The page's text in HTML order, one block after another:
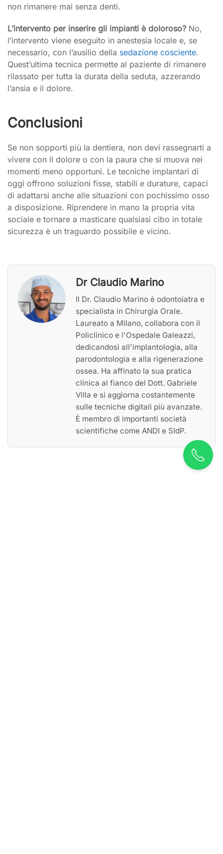
non rimanere mai senza denti.
L’intervento per inserire gli impianti è doloroso? No,
l’intervento viene eseguito in anestesia locale e, se
necessario, con l’ausilio della sedazione cosciente.
Quest’ultima tecnica permette al paziente di rimanere
rilassato per tutta la durata della seduta, azzerando
l’ansia e il dolore.
Conclusioni
Se non sopporti più la dentiera, non devi rassegnarti a
vivere con il dolore o con la paura che si muova nei
momenti meno opportuni. Le tecniche implantari di
oggi offrono soluzioni fisse, stabili e durature, capaci
di adattarsi anche alle situazioni con pochissimo osso
a disposizione. Riprendere in mano la propria vita
sociale e tornare a masticare qualsiasi cibo in totale
sicurezza è un traguardo possibile e vicino.
Dr Claudio Marino
Il Dr. Claudio Marino è odontoiatra e
specialista in Chirurgia Orale.
Laureato a Milano, collabora con il
Policlinico e l'Ospedale Galeazzi,
dedicandosi all'implantologia, alla
parodontologia e alla rigenerazione
ossea. Ha affinato la sua pratica
clinica al fianco del Dott. Gabriele
Villa e si aggiorna costantemente
sulle tecniche digitali più avanzate.
È membro di importanti società
scientifiche come ANDI e SIdP.